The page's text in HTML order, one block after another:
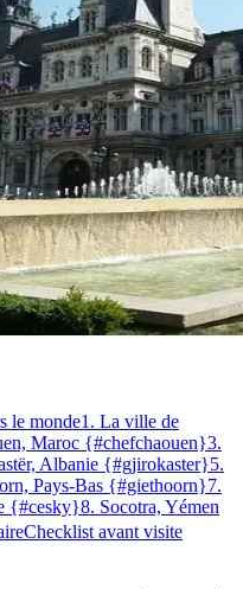
le monde1. La ville de
Maroc {#chefchaouen}3.
Albanie {#gjirokaster}5.
Pays-Bas {#giethoorn}7.
{#cesky}8. Socotra, Yémen
Checklist avant visite